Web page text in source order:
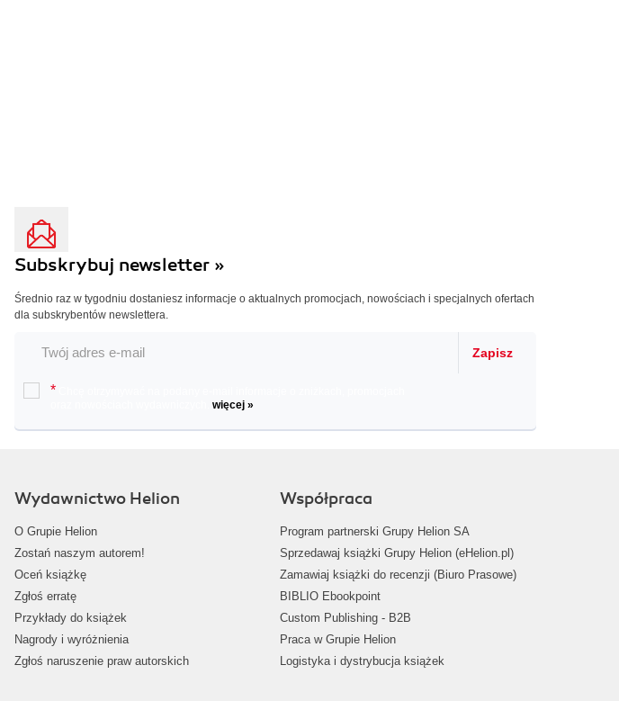
Subskrybuj newsletter »
Średnio raz w tygodniu dostaniesz informacje o aktualnych promocjach, nowościach i specjalnych ofertach
dla subskrybentów newslettera.
Zapisz
*
więcej »
Wydawnictwo Helion
O Grupie Helion
Zostań naszym autorem!
Oceń książkę
Zgłoś erratę
Przykłady do książek
Nagrody i wyróżnienia
Zgłoś naruszenie praw autorskich
Współpraca
Program partnerski Grupy Helion SA
Sprzedawaj książki Grupy Helion (eHelion.pl)
Zamawiaj książki do recenzji (Biuro Prasowe)
BIBLIO Ebookpoint
Custom Publishing - B2B
Praca w Grupie Helion
Logistyka i dystrybucja książek